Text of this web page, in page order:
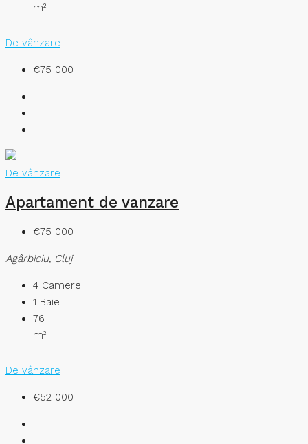
m²
De vânzare
€75 000
De vânzare
Apartament de vanzare
€75 000
Agârbiciu, Cluj
4 Camere
1 Baie
76
m²
De vânzare
€52 000